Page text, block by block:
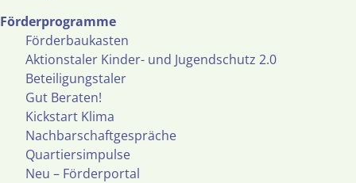
Förderprogramme
Förderbaukasten
Aktionstaler Kinder- und Jugendschutz 2.0
Beteiligungstaler
Gut Beraten!
Kickstart Klima
Nachbarschaftgespräche
Quartiersimpulse
Neu – Förderportal